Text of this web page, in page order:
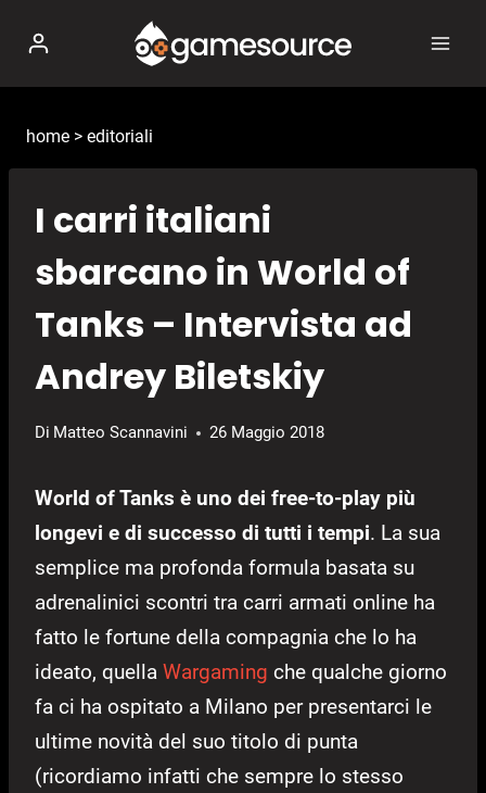
contenuto
home > editoriali
I carri italiani
sbarcano in World of
Tanks – Intervista ad
Andrey Biletskiy
Di Matteo Scannavini 26 Maggio 2018
World of Tanks è uno dei free-to-play più
longevi e di successo di tutti i tempi. La sua
semplice ma profonda formula basata su
adrenalinici scontri tra carri armati online ha
fatto le fortune della compagnia che lo ha
ideato, quella Wargaming che qualche giorno
fa ci ha ospitato a Milano per presentarci le
ultime novità del suo titolo di punta
(ricordiamo infatti che sempre lo stesso